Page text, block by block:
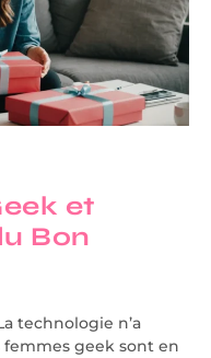
et
Bon
technologie n’a
femmes geek sont en